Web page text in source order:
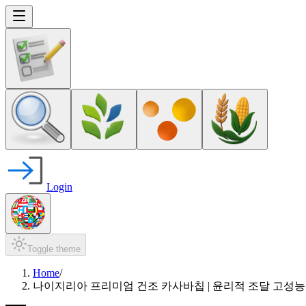
Login
Toggle theme
Home/
나이지리아 프리미엄 건조 카사바칩 | 윤리적 조달 고성